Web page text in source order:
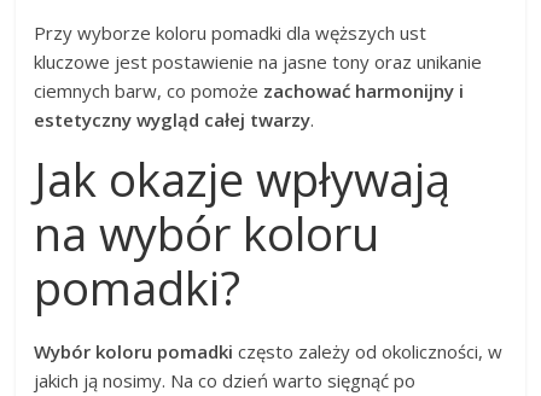
Przy wyborze koloru pomadki dla węższych ust
kluczowe jest postawienie na jasne tony oraz unikanie
ciemnych barw, co pomoże zachować harmonijny i
estetyczny wygląd całej twarzy.
Jak okazje wpływają
na wybór koloru
pomadki?
Wybór koloru pomadki często zależy od okoliczności, w
jakich ją nosimy. Na co dzień warto sięgnąć po